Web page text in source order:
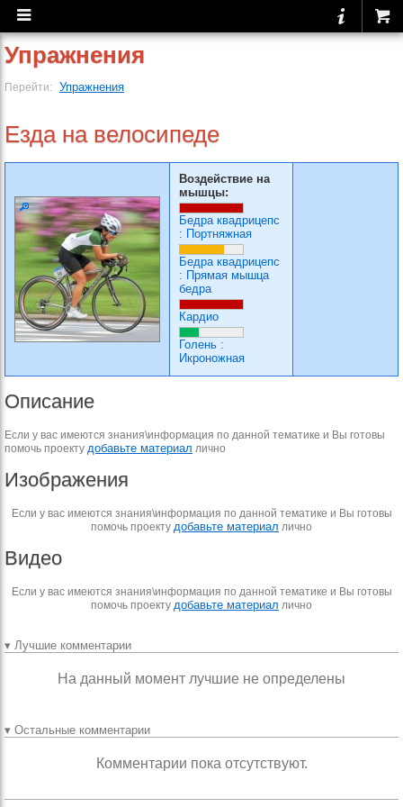
Упражнения
Перейти: Упражнения
Езда на велосипеде
Воздействие на
мышцы:
Бедра квадрицепс
: Портняжная
Бедра квадрицепс
: Прямая мышца
бедра
Кардио
Голень :
Икроножная
Описание
Если у вас имеются знания\информация по данной тематике и Вы готовы
помочь проекту добавьте материал лично
Изображения
Если у вас имеются знания\информация по данной тематике и Вы готовы
помочь проекту добавьте материал лично
Видео
Если у вас имеются знания\информация по данной тематике и Вы готовы
помочь проекту добавьте материал лично
▾ Лучшие комментарии
На данный момент лучшие не определены
▾ Остальные комментарии
Комментарии пока отсутствуют.